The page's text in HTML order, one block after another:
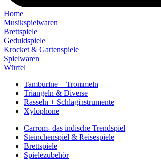
Home
Musikspielwaren
Brettspiele
Geduldspiele
Krocket & Gartenspiele
Spielwaren
Würfel
Tamburine + Trommeln
Triangeln & Diverse
Rasseln + Schlaginstrumente
Xylophone
Carrom- das indische Trendspiel
Steinchenspiel & Reisespiele
Brettspiele
Spielezubehör